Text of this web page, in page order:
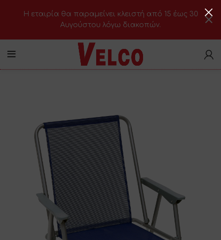
H εταιρία θα παραμείνει κλειστή από 15 έως 30
Αυγούστου λόγω διακοπών.